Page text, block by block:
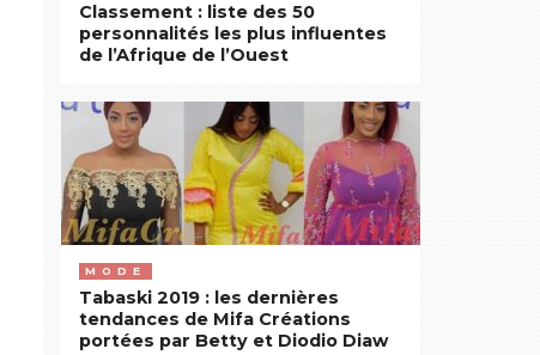
Classement : liste des 50
personnalités les plus influentes
de l’Afrique de l’Ouest
MODE
Tabaski 2019 : les dernières
tendances de Mifa Créations
portées par Betty et Diodio Diaw